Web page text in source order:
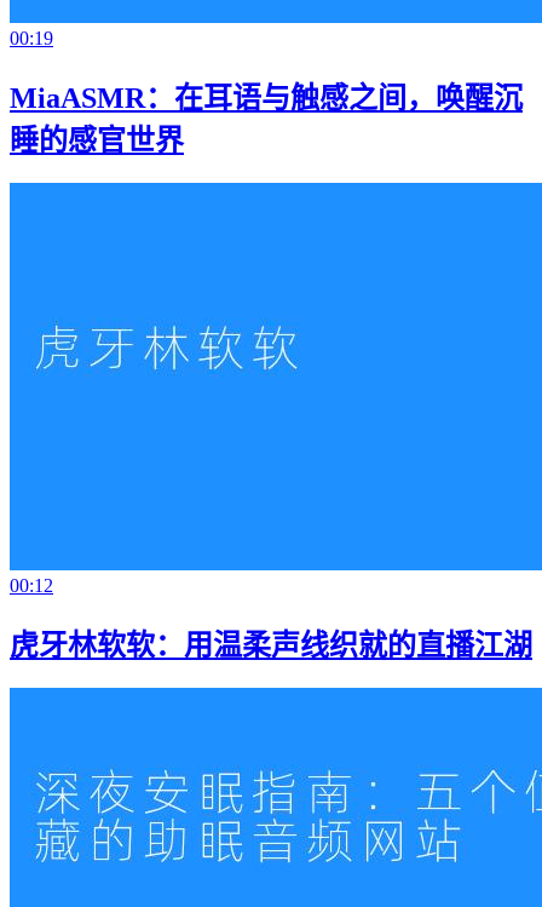
00:19
MiaASMR：在耳语与触感之间，唤醒沉
睡的感官世界
00:12
虎牙林软软：用温柔声线织就的直播江湖